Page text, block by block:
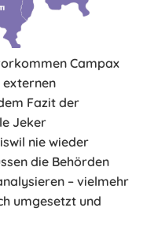
Campax
Fazit der
Jeker
nie wieder
die Behörden
– vielmehr
umgesetzt und